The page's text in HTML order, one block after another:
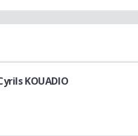
KOUADIO